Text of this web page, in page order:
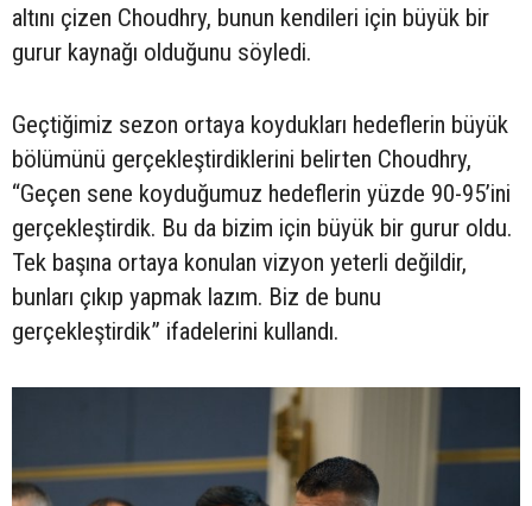
altını çizen Choudhry, bunun kendileri için büyük bir
gurur kaynağı olduğunu söyledi.
Geçtiğimiz sezon ortaya koydukları hedeflerin büyük
bölümünü gerçekleştirdiklerini belirten Choudhry,
“Geçen sene koyduğumuz hedeflerin yüzde 90-95’ini
gerçekleştirdik. Bu da bizim için büyük bir gurur oldu.
Tek başına ortaya konulan vizyon yeterli değildir,
bunları çıkıp yapmak lazım. Biz de bunu
gerçekleştirdik” ifadelerini kullandı.